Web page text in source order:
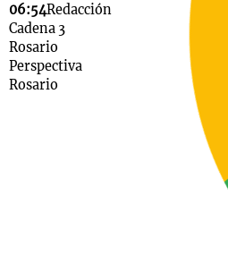
06:54Redacción
Cadena 3
Rosario
Perspectiva
Rosario